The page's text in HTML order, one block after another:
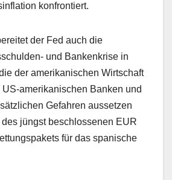
konfrontiert.
der Fed auch die
und Bankenkrise in
der amerikanischen Wirtschaft
amerikanischen Banken und
Gefahren aussetzen
jüngst beschlossenen EUR
für das spanische